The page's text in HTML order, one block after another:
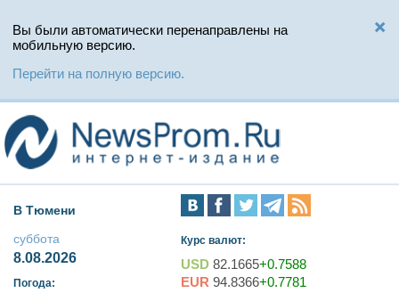
Вы были автоматически перенаправлены на
мобильную версию.
Перейти на полную версию.
В Тюмени
суббота
8.08.2026
Погода:
Курс валют:
USD 82.1665+0.7588
EUR 94.8366+0.7781